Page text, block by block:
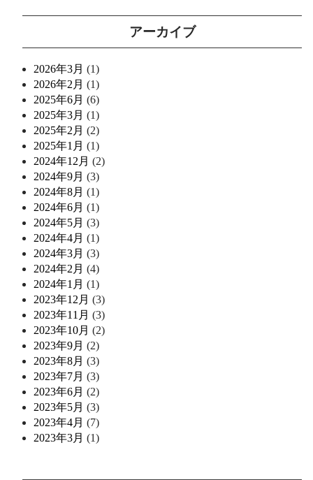
アーカイブ
2026年3月 (1)
2026年2月 (1)
2025年6月 (6)
2025年3月 (1)
2025年2月 (2)
2025年1月 (1)
2024年12月 (2)
2024年9月 (3)
2024年8月 (1)
2024年6月 (1)
2024年5月 (3)
2024年4月 (1)
2024年3月 (3)
2024年2月 (4)
2024年1月 (1)
2023年12月 (3)
2023年11月 (3)
2023年10月 (2)
2023年9月 (2)
2023年8月 (3)
2023年7月 (3)
2023年6月 (2)
2023年5月 (3)
2023年4月 (7)
2023年3月 (1)